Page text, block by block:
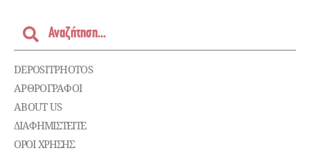
DEPOSITPHOTOS
ΑΡΘΡΟΓΡΑΦΟΙ
ABOUT US
ΔΙΑΦΗΜΙΣΤΕΊΤΕ
ΌΡΟΙ ΧΡΉΣΗΣ